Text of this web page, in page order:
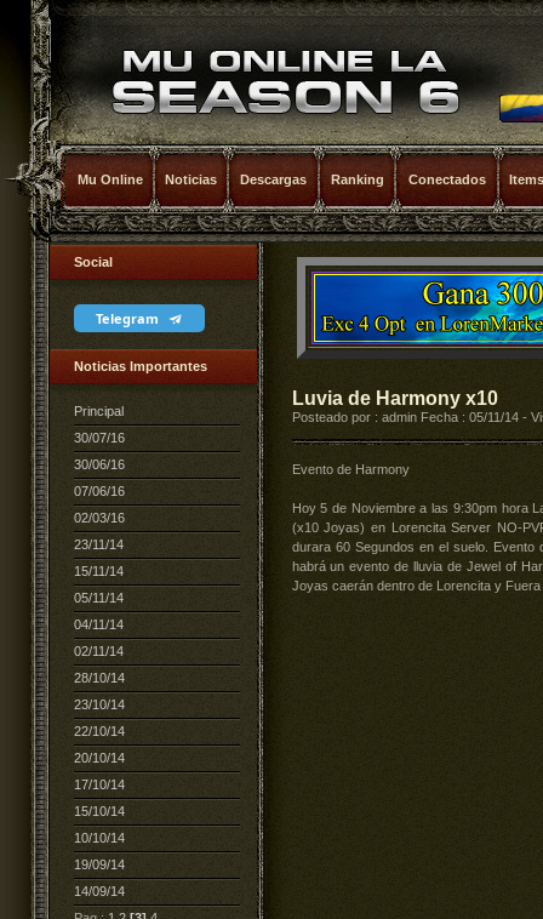
Mu Online Noticias Descargas Ranking Conectados Items
Social
Telegram
Noticias Importantes
Principal
30/07/16
30/06/16
07/06/16
02/03/16
23/11/14
15/11/14
05/11/14
04/11/14
02/11/14
28/10/14
23/10/14
22/10/14
20/10/14
17/10/14
15/10/14
10/10/14
19/09/14
14/09/14
Luvia de Harmony x10
Posteado por : admin Fecha : 05/11/14 -
Evento de Harmony
Hoy 5 de Noviembre a las 9:30pm hora
(x10 Joyas) en Lorencita Server NO-
durara 60 Segundos en el suelo.
habrá un evento de lluvia de Jewel of
Joyas caerán dentro de Lorencita y